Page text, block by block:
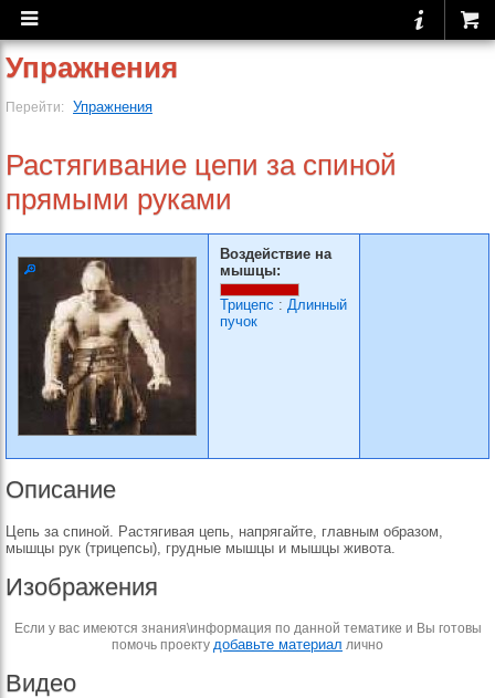
Упражнения
Перейти: Упражнения
Растягивание цепи за спи­ной
прямыми руками
Воздействие на
мышцы:
Трицепс : Длинный
пучок
Описание
Цепь за спиной. Растягивая цепь, напрягайте, главным образом,
мышцы рук (трицепсы), грудные мышцы и мышцы живота.
Изображения
Если у вас имеются знания\информация по данной тематике и Вы готовы
помочь проекту добавьте материал лично
Видео